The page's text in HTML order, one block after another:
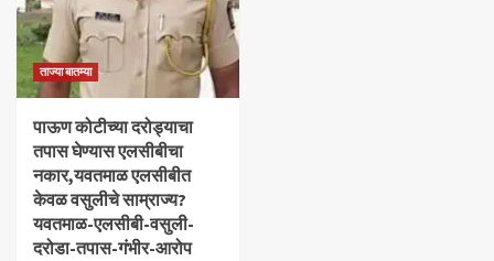
ताज्या बातम्या
पाऊण कोटीच्या दरोड्याचा
तपास घेण्यास एलसीबीचा
नकार,यवतमाळ एलसीबीत
केवळ वसुलीचे साम्राज्य?
यवतमाळ-एलसीबी-वसुली-
दरोडा-तपास-गंभीर-आरोप